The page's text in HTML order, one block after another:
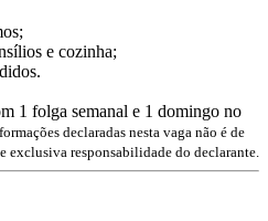
e cozinha;
1 folga semanal e 1 domingo no
declaradas nesta vaga não é de
exclusiva responsabilidade do declarante.